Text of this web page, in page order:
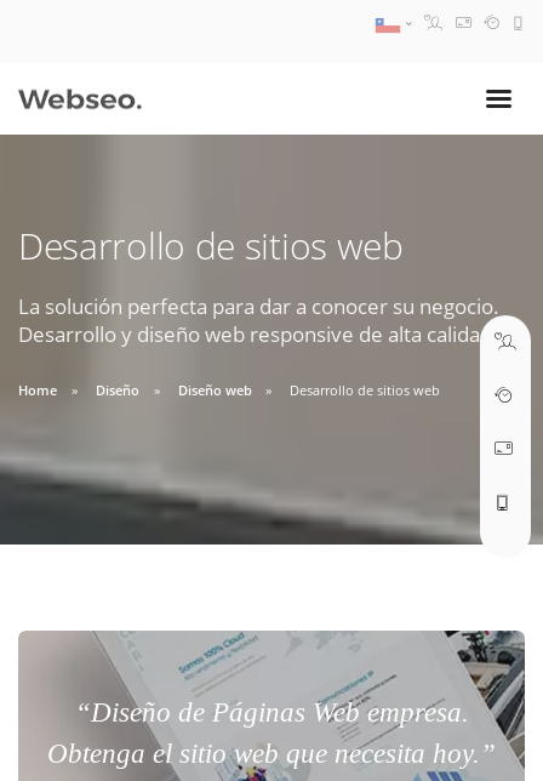
Desarrollo de sitios web
La solución perfecta para dar a conocer su negocio.
Desarrollo y diseño web responsive de alta calidad.
Home Diseño Diseño web Desarrollo de sitios web
“Diseño de Páginas Web empresa.
Obtenga el sitio web que necesita hoy.”
09:30 AM A 18:30 PM
soporte@webseo.cl